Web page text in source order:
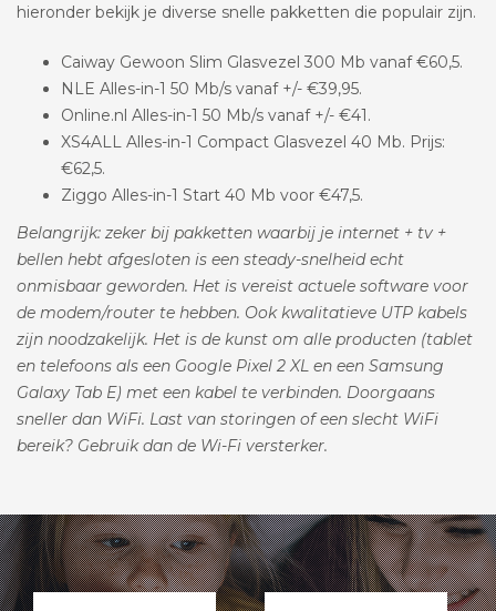
hieronder bekijk je diverse snelle pakketten die populair zijn.
Caiway Gewoon Slim Glasvezel 300 Mb vanaf €60,5.
NLE Alles-in-1 50 Mb/s vanaf +/- €39,95.
Online.nl Alles-in-1 50 Mb/s vanaf +/- €41.
XS4ALL Alles-in-1 Compact Glasvezel 40 Mb. Prijs:
€62,5.
Ziggo Alles-in-1 Start 40 Mb voor €47,5.
Belangrijk: zeker bij pakketten waarbij je internet + tv +
bellen hebt afgesloten is een steady-snelheid echt
onmisbaar geworden. Het is vereist actuele software voor
de modem/router te hebben. Ook kwalitatieve UTP kabels
zijn noodzakelijk. Het is de kunst om alle producten (tablet
en telefoons als een Google Pixel 2 XL en een Samsung
Galaxy Tab E) met een kabel te verbinden. Doorgaans
sneller dan WiFi. Last van storingen of een slecht WiFi
bereik? Gebruik dan de Wi-Fi versterker.